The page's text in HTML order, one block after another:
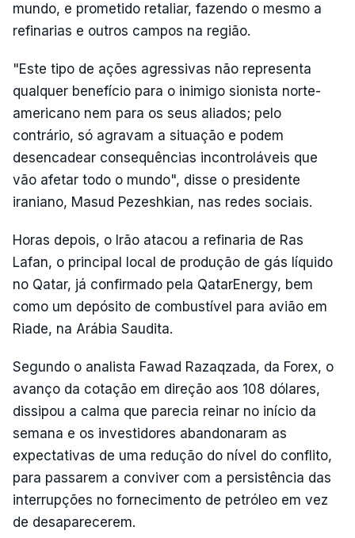
mundo, e prometido retaliar, fazendo o mesmo a
refinarias e outros campos na região.
"Este tipo de ações agressivas não representa
qualquer benefício para o inimigo sionista norte-
americano nem para os seus aliados; pelo
contrário, só agravam a situação e podem
desencadear consequências incontroláveis que
vão afetar todo o mundo", disse o presidente
iraniano, Masud Pezeshkian, nas redes sociais.
Horas depois, o Irão atacou a refinaria de Ras
Lafan, o principal local de produção de gás líquido
no Qatar, já confirmado pela QatarEnergy, bem
como um depósito de combustível para avião em
Riade, na Arábia Saudita.
Segundo o analista Fawad Razaqzada, da Forex, o
avanço da cotação em direção aos 108 dólares,
dissipou a calma que parecia reinar no início da
semana e os investidores abandonaram as
expectativas de uma redução do nível do conflito,
para passarem a conviver com a persistência das
interrupções no fornecimento de petróleo em vez
de desaparecerem.